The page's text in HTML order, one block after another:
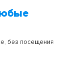
без посещения